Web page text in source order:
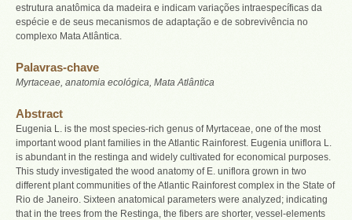
estrutura anatômica da madeira e indicam variações intraespecíficas da
espécie e de seus mecanismos de adaptação e de sobrevivência no
complexo Mata Atlântica.
Palavras-chave
Myrtaceae, anatomia ecológica, Mata Atlântica
Abstract
Eugenia L. is the most species-rich genus of Myrtaceae, one of the most
important wood plant families in the Atlantic Rainforest. Eugenia uniflora L.
is abundant in the restinga and widely cultivated for economical purposes.
This study investigated the wood anatomy of E. uniflora grown in two
different plant communities of the Atlantic Rainforest complex in the State of
Rio de Janeiro. Sixteen anatomical parameters were analyzed; indicating
that in the trees from the Restinga, the fibers are shorter, vessel-elements